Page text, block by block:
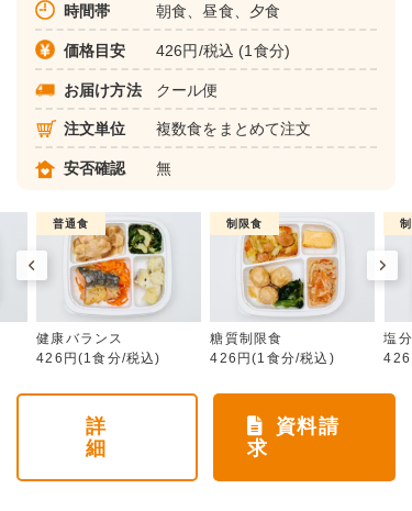
時間帯 朝食、昼食、夕食
価格目安 426円/税込 (1食分)
お届け方法 クール便
注文単位 複数食をまとめて注文
安否確認 無
普通食
健康バランス
426円(1食分/税込)
制限食
糖質制限食
426円(1食分/税込)
塩
詳
細
資料請
求